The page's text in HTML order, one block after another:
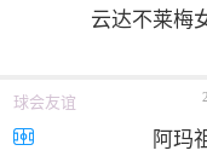
云达不莱梅
球会友谊
阿玛